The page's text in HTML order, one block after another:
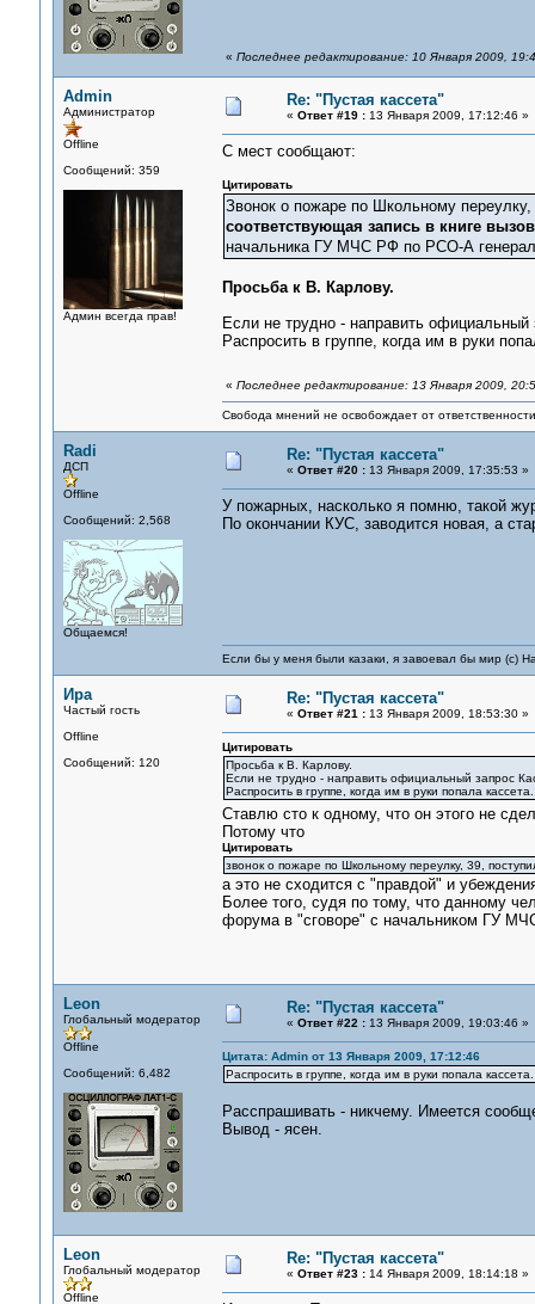
« Последнее редактирование: 10 Января 2009,
Admin
Администратор
Offline
Сообщений: 359
Админ всегда прав!
Re: "Пустая кассета"
« Ответ #19 :13 Января 2009, 17:12:46 »
С мест сообщают:
Цитировать
Звонок о пожаре по Школьному
соответствующая запись в книге
начальника ГУ МЧС РФ по РСО-А
Просьба к В. Карлову.
Если не трудно - направить официальный
Распросить в группе, когда им в руки
« Последнее редактирование: 13 Января 2009,
Свобода мнений не освобождает от
Radi
ДСП
Offline
Сообщений: 2,568
Общаемся!
Re: "Пустая кассета"
« Ответ #20 :13 Января 2009, 17:35:53 »
У пожарных, насколько я помню, такой
По окончании КУС, заводится новая, а
Если бы у меня были казаки, я завоевал бы мир (с)
Ира
Частый гость
Offline
Сообщений: 120
Re: "Пустая кассета"
« Ответ #21 :13 Января 2009, 18:53:30 »
Цитировать
Просьба к В. Карлову.
Если не трудно - направить официальный запрос
Распросить в группе, когда им в руки попала кассета.
Ставлю сто к одному, что он этого не
Потому что
Цитировать
звонок о пожаре по Школьному переулку, 39,
а это не сходится с "правдой" и
Более того, судя по тому, что данному
форума в "сговоре" с начальником ГУ
Leon
Глобальный модератор
Offline
Сообщений: 6,482
Re: "Пустая кассета"
« Ответ #22 :13 Января 2009, 19:03:46 »
Цитата: Admin от 13 Января 2009, 17:12:46
Распросить в группе, когда им в руки попала кассета.
Расспрашивать - никчему. Имеется
Вывод - ясен.
Leon
Глобальный модератор
Offline
Re: "Пустая кассета"
« Ответ #23 :14 Января 2009, 18:14:18 »